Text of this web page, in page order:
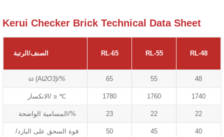
Kerui Checker Brick Technical Data Sheet
الصنف/الرتبة RL-65 RL-55 RL-48
ω (Al2O3)/% 65 55 48
الانكسار/ ≥ ℃ 1780 1760 1740
المسامية الواضحة/% 23 22 22
قوة السحق على البارد/
50 45 40